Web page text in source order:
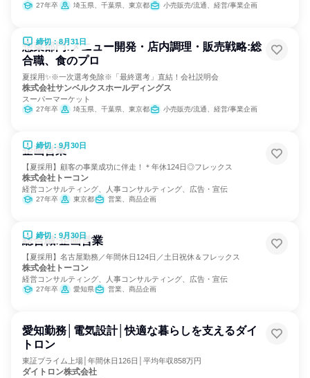
27年卒 埼玉県、千葉県、東京都 小売販売/流通、経営/事業企画
締切：8月31日
惣菜部門:メニュー開発・店内調理・販売戦略:総
合職、食のプロ
夏採用✨️※一次選考免除※「最終選考」直結！会社説明会
株式会社サンベルクスホールディングス
スーパーマーケット
27年卒 埼玉県、千葉県、東京都 小売販売/流通、経営/事業企画
締切：9月30日
企画営業
【夏採用】顧客の事業成功に伴走！＊年休124日◎フレックス
株式会社トーコン
経営コンサルティング、人事コンサルティング、広告・宣伝
27年卒 東京都 営業、商品企画
締切：9月30日
総合職:企画営業
【夏採用】名古屋勤務／年間休日124日／土日祝休＆フレックス
株式会社トーコン
経営コンサルティング、人事コンサルティング、広告・宣伝
27年卒 愛知県 営業、商品企画
愛知勤務│電気設計│快適な暮らしを支えるダイ
トロン
東証プライム上場│年間休日126日│平均年収858万円
ダイトロン株式会社